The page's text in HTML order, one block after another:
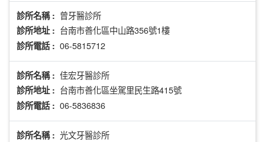
診所名稱 : 曾牙醫診所
診所地址 : 台南市善化區中山路356號1樓
診所電話 : 06-5815712
診所名稱 : 佳宏牙醫診所
診所地址 : 台南市善化區坐駕里民生路415號
診所電話 : 06-5836836
診所名稱 : 光文牙醫診所